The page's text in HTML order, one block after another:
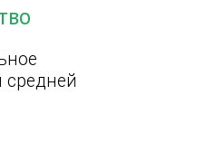
средней